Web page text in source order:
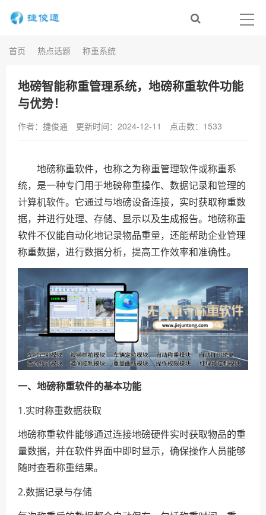
首页 热点话题 称重系统
地磅智能称重管理系统，地磅称重软件功能
与优势！
作者：捷俊通 更新时间：2024-12-11 点击数： 1533
地磅称重软件，也称之为称重管理软件或称重系
统，是一种专门用于地磅称重操作、数据记录和管理的
计算机软件。它通过与地磅设备连接，实时获取称重数
据，并进行处理、存储、显示以及生成报告。地磅称重
软件不仅能自动化地记录物品重量，还能帮助企业管理
称重数据，进行数据分析，提高工作效率和准确性。
一、地磅称重软件的基本功能
1.实时称重数据获取
地磅称重软件能够通过连接地磅硬件实时获取物品的重
量数据，并在软件界面中即时显示，确保操作人员能够
随时查看称重结果。
2.数据记录与存储